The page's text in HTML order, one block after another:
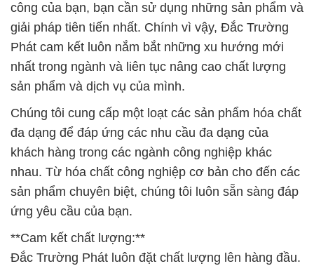
công của bạn, bạn cần sử dụng những sản phẩm và
giải pháp tiên tiến nhất. Chính vì vậy, Đắc Trường
Phát cam kết luôn nắm bắt những xu hướng mới
nhất trong ngành và liên tục nâng cao chất lượng
sản phẩm và dịch vụ của mình.
Chúng tôi cung cấp một loạt các sản phẩm hóa chất
đa dạng để đáp ứng các nhu cầu đa dạng của
khách hàng trong các ngành công nghiệp khác
nhau. Từ hóa chất công nghiệp cơ bản cho đến các
sản phẩm chuyên biệt, chúng tôi luôn sẵn sàng đáp
ứng yêu cầu của bạn.
**Cam kết chất lượng:**
Đắc Trường Phát luôn đặt chất lượng lên hàng đầu.